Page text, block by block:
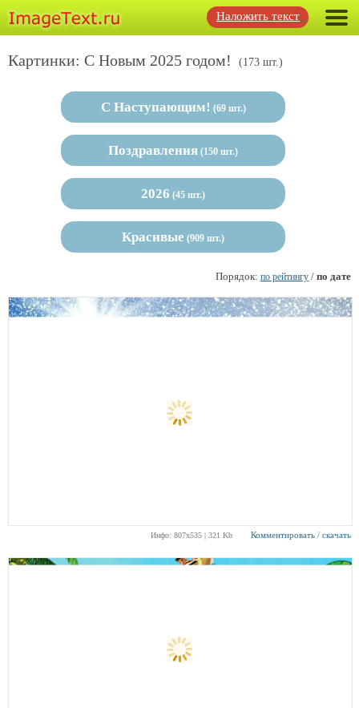
Наложить текст
Картинки: С Новым 2025 годом! (173 шт.)
С Наступающим! (69 шт.)
Поздравления (150 шт.)
2026 (45 шт.)
Красивые (909 шт.)
Порядок: по рейтингу / по дате
Инфо: 807х535 | 321 Kb Комментировать / скачать